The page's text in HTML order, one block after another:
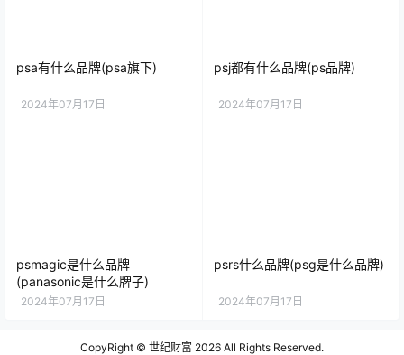
psa有什么品牌(psa旗下)
2024年07月17日
psj都有什么品牌(ps品牌)
2024年07月17日
psmagic是什么品牌
(panasonic是什么牌子)
2024年07月17日
psrs什么品牌(psg是什么品牌)
2024年07月17日
CopyRight © 世纪财富 2026 All Rights Reserved.